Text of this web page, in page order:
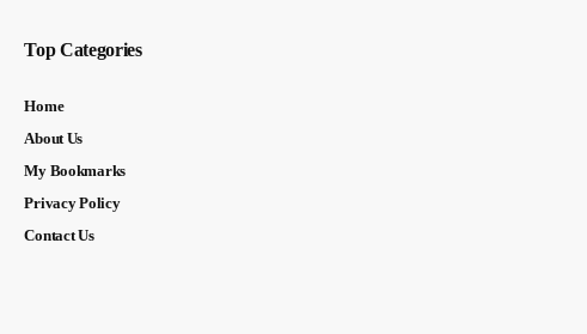
Top Categories
Home
About Us
My Bookmarks
Privacy Policy
Contact Us